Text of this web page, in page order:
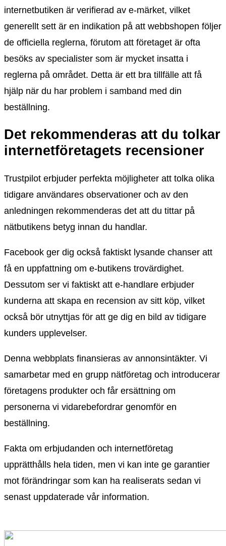
internetbutiken är verifierad av e-märket, vilket
generellt sett är en indikation på att webbshopen följer
de officiella reglerna, förutom att företaget är ofta
besöks av specialister som är mycket insatta i
reglerna på området. Detta är ett bra tillfälle att få
hjälp när du har problem i samband med din
beställning.
Det rekommenderas att du tolkar
internetföretagets recensioner
Trustpilot erbjuder perfekta möjligheter att tolka olika
tidigare användares observationer och av den
anledningen rekommenderas det att du tittar på
nätbutikens betyg innan du handlar.
Facebook ger dig också faktiskt lysande chanser att
få en uppfattning om e-butikens trovärdighet.
Dessutom ser vi faktiskt att e-handlare erbjuder
kunderna att skapa en recension av sitt köp, vilket
också bör utnyttjas för att ge dig en bild av tidigare
kunders upplevelser.
Denna webbplats finansieras av annonsintäkter. Vi
samarbetar med en grupp nätföretag och introducerar
företagens produkter och får ersättning om
personerna vi vidarebefordrar genomför en
beställning.
Fakta om erbjudanden och internetföretag
upprätthålls hela tiden, men vi kan inte ge garantier
mot förändringar som kan ha realiserats sedan vi
senast uppdaterade vår information.